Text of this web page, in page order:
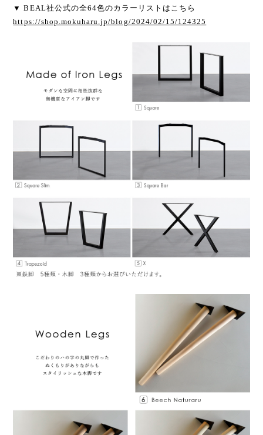
▼ BEAL社公式の全64色のカラーリストはこちら
https://shop.mokuharu.jp/blog/2024/02/15/124325